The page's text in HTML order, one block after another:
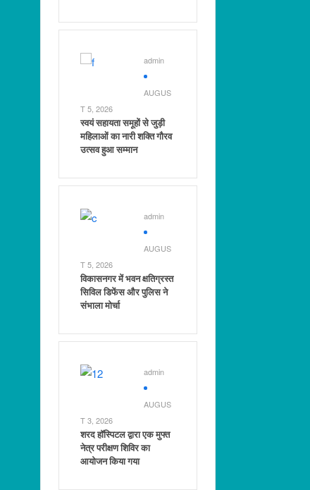
admin
AUGUS
T 5, 2026
स्वयं सहायता समूहों से जुड़ी
महिलाओं का नारी शक्ति गौरव
उत्सव हुआ सम्मान
admin
AUGUS
T 5, 2026
विकासनगर में भवन क्षतिग्रस्त
सिविल डिफेंस और पुलिस ने
संभाला मोर्चा
admin
AUGUS
T 3, 2026
शरद हॉस्पिटल द्वारा एक मुफ्त
नेत्र परीक्षण शिविर का
आयोजन किया गया